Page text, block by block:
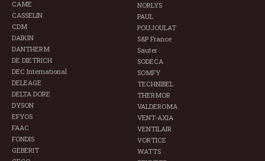
CAME
CASSELIN
CDM
DAIKIN
DANTHERM
DE DIETRICH
DEC International
DELEAGE
DELTA DORE
DYSON
EFYOS
FAAC
FONDIS
GEBERIT
NORLYS
PAUL
POUJOULAT
S&P France
Sauter
SODECA
SOMFY
TECHNIBEL
THERMOR
VALDEROMA
VENT-AXIA
VENTILAIR
VORTICE
WATTS